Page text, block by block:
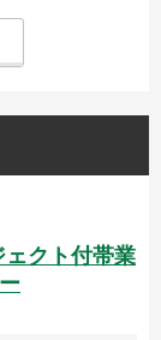
クト付帯業